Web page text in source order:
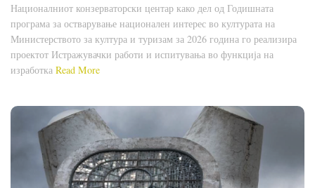
Националниот конзерваторски центар како дел од Годишната
програма за остварување национален интерес во културата на
Министерството за култура и туризам за 2026 година го реализира
проектот Истражувачки работи и испитувања во функција на
изработка Read More